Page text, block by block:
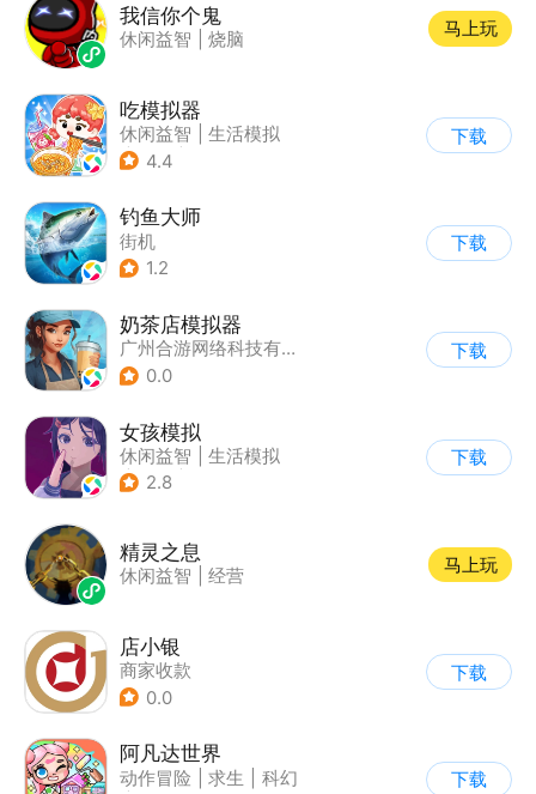
我信你个鬼
休闲益智 烧脑
马上玩
吃模拟器
休闲益智
生活模拟
| 美食
4.4
下载
钓鱼大师
街机
1.2
下载
奶茶店模拟器
广州合游网络科技有限公司
0.0
下载
女孩模拟
休闲益智
生活模拟
| 校园
2.8
下载
精灵之息
休闲益智 经营
马上玩
店小银
商家收款
0.0
下载
阿凡达世界
动作冒险 求生
科幻
下载